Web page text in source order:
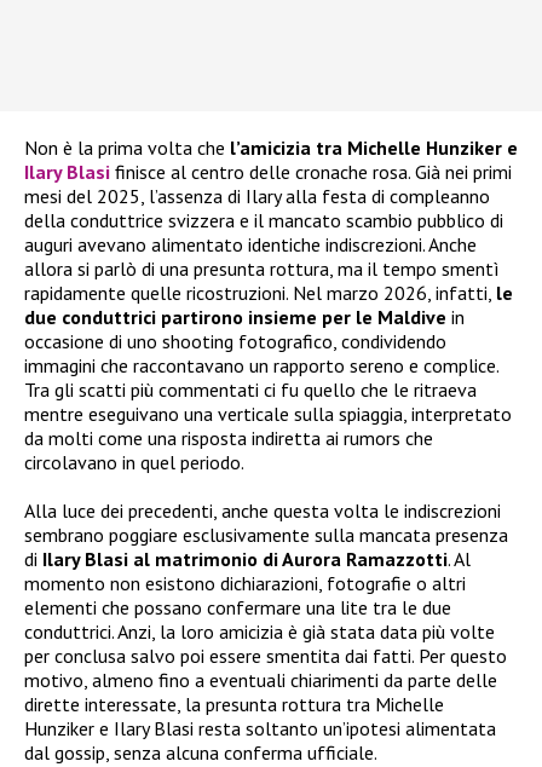
Non è la prima volta che l’amicizia tra Michelle Hunziker e
Ilary Blasi finisce al centro delle cronache rosa. Già nei primi
mesi del 2025, l’assenza di Ilary alla festa di compleanno
della conduttrice svizzera e il mancato scambio pubblico di
auguri avevano alimentato identiche indiscrezioni. Anche
allora si parlò di una presunta rottura, ma il tempo smentì
rapidamente quelle ricostruzioni. Nel marzo 2026, infatti, le
due conduttrici partirono insieme per le Maldive in
occasione di uno shooting fotografico, condividendo
immagini che raccontavano un rapporto sereno e complice.
Tra gli scatti più commentati ci fu quello che le ritraeva
mentre eseguivano una verticale sulla spiaggia, interpretato
da molti come una risposta indiretta ai rumors che
circolavano in quel periodo.
Alla luce dei precedenti, anche questa volta le indiscrezioni
sembrano poggiare esclusivamente sulla mancata presenza
di Ilary Blasi al matrimonio di Aurora Ramazzotti. Al
momento non esistono dichiarazioni, fotografie o altri
elementi che possano confermare una lite tra le due
conduttrici. Anzi, la loro amicizia è già stata data più volte
per conclusa salvo poi essere smentita dai fatti. Per questo
motivo, almeno fino a eventuali chiarimenti da parte delle
dirette interessate, la presunta rottura tra Michelle
Hunziker e Ilary Blasi resta soltanto un’ipotesi alimentata
dal gossip, senza alcuna conferma ufficiale.